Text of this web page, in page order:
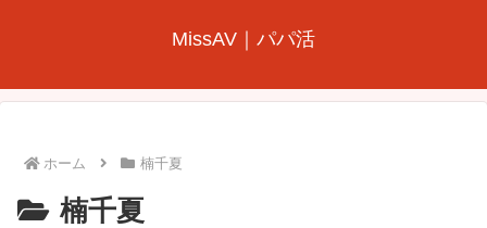
MissAV｜パパ活
ホーム 楠千夏
楠千夏